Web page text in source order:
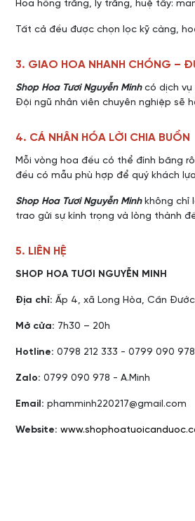
Hoa hồng trắng, ly trắng, huệ tây:
Tất cả đều được chọn lọc kỹ càng,
3. GIAO HOA NHANH CHÓNG –
Shop Hoa Tươi Nguyễn Minhcó dịch vụ
Đội ngũ nhân viên chuyên nghiệp sẽ
4. CÁ NHÂN HÓA LỜI CHIA BUỒN
Mỗi vòng hoa đều có thể đính băng
đều có mẫu phù hợp để quý khách
Shop Hoa Tươi Nguyễn Minhkhông chỉ
trao gửi sự kính trọng và lòng thành
5. LIÊN HỆ
SHOP HOA TƯƠI NGUYỄN MINH
Địa chỉ: Ấp 4, xã Long Hòa, Cần
Mở cửa: 7h30 – 20h
Hotline: 0798 212 333 - 0799 090 978
Zalo: 0799 090 978 - A.Minh
Email: phamminh220217@gmail.com
Website: